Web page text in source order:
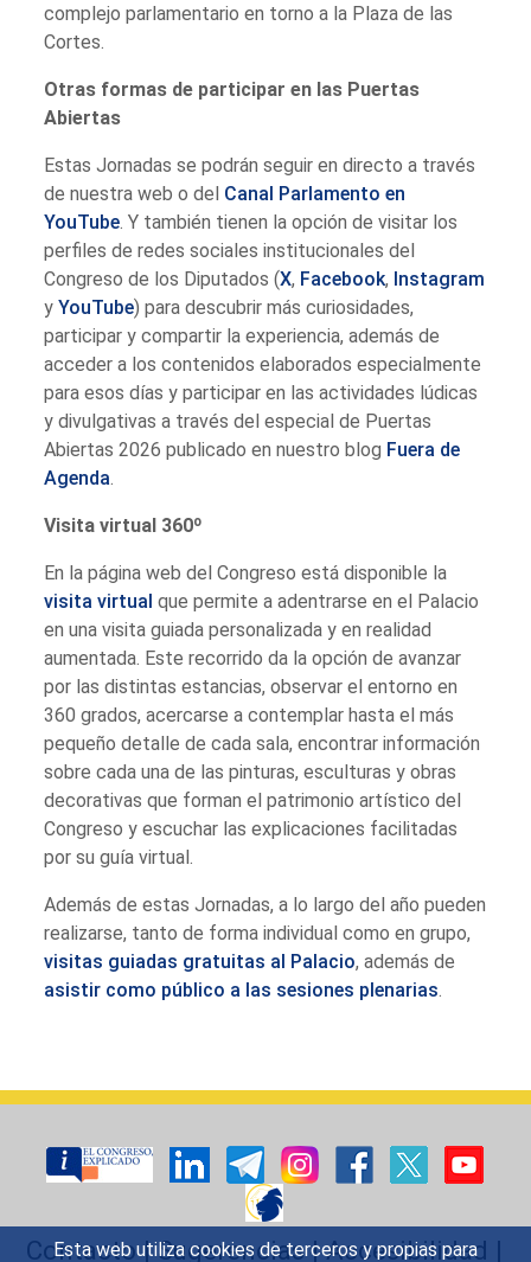
Esta web utiliza cookies de terceros y propias para
complejo parlamentario en torno a la Plaza de las
Cortes.
Otras formas de participar en las Puertas
Abiertas
Estas Jornadas se podrán seguir en directo a través
de nuestra web o del Canal Parlamento en
YouTube . Y también tienen la opción de visitar los
perfiles de redes sociales institucionales del
Congreso de los Diputados (X, Facebook, Instagram
yYouTube) para descubrir más curiosidades,
participar y compartir la experiencia, además de
acceder a los contenidos elaborados especialmente
para esos días y participar en las actividades lúdicas
y divulgativas a través del especial de Puertas
Abiertas 2026 publicado en nuestro blog Fuera de
Agenda
Visita virtual 360º
En la página web del Congreso está disponible la
visita virtual que permite a adentrarse en el Palacio
en una visita guiada personalizada y en realidad
aumentada. Este recorrido da la opción de avanzar
por las distintas estancias, observar el entorno en
360 grados, acercarse a contemplar hasta el más
pequeño detalle de cada sala, encontrar información
sobre cada una de las pinturas, esculturas y obras
decorativas que forman el patrimonio artístico del
Congreso y escuchar las explicaciones facilitadas
por su guía virtual.
Además de estas Jornadas, a lo largo del año pueden
realizarse, tanto de forma individual como en grupo,
visitas guiadas gratuitas al Palacio, además de
asistir como público a las sesiones plenarias
Contacto|Sugerencias|Accesibilidad |